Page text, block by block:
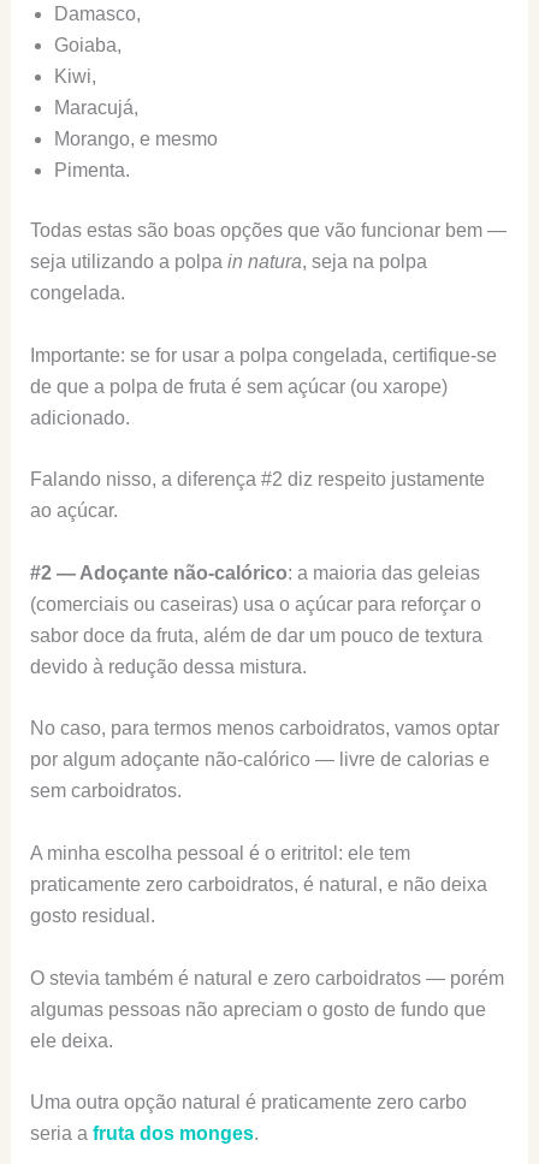
Damasco,
Goiaba,
Kiwi,
Maracujá,
Morango, e mesmo
Pimenta.
Todas estas são boas opções que vão funcionar bem —
seja utilizando a polpa in natura, seja na polpa
congelada.
Importante: se for usar a polpa congelada, certifique-se
de que a polpa de fruta é sem açúcar (ou xarope)
adicionado.
Falando nisso, a diferença #2 diz respeito justamente
ao açúcar.
#2 — Adoçante não-calórico: a maioria das geleias
(comerciais ou caseiras) usa o açúcar para reforçar o
sabor doce da fruta, além de dar um pouco de textura
devido à redução dessa mistura.
No caso, para termos menos carboidratos, vamos optar
por algum adoçante não-calórico — livre de calorias e
sem carboidratos.
A minha escolha pessoal é o eritritol: ele tem
praticamente zero carboidratos, é natural, e não deixa
gosto residual.
O stevia também é natural e zero carboidratos — porém
algumas pessoas não apreciam o gosto de fundo que
ele deixa.
Uma outra opção natural é praticamente zero carbo
seria a fruta dos monges.